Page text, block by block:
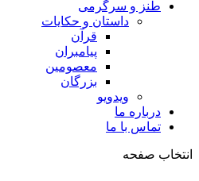
طنز و سرگرمی
داستان و حکایات
قرآن
پیامبران
معصومین
بزرگان
ویدویو
درباره ما
تماس با ما
انتخاب صفحه